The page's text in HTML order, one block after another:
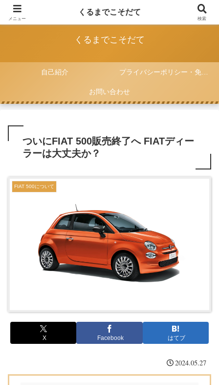
FIAT 500と一緒に子育てをしていく記録
くるまでこそだて
自己紹介 プライバシーポリシー・免責事項
お問い合わせ
ついにFIAT 500販売終了へ FIATディー
ラーは大丈夫か？
FIAT 500について
X Facebook はてブ
2024.05.27
メニュー
くるまでこそだて
検索